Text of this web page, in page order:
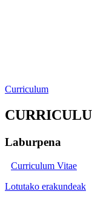
Curriculum
Laburpena
Curriculum Vitae
Lotutako erakundeak